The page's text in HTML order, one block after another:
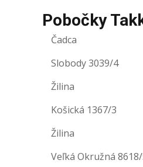
Pobočky
Čadca
Slobody 3039/4
Žilina
Košická 1367/3
Žilina
Veľká Okružná